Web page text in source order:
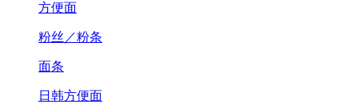
方便面
粉丝／粉条
面条
日韩方便面